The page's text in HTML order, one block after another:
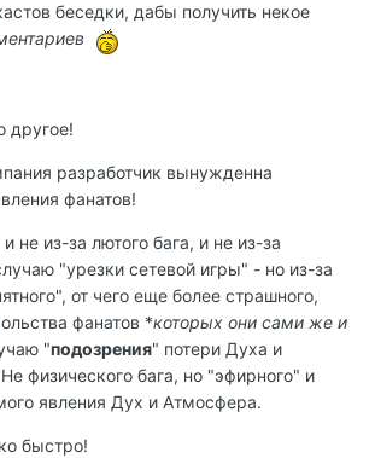
беседки, дабы получить некое
другое!
разработчик вынужденна
фанатов!
не из-за лютого бага, и не из-за
"урезки сетевой игры" - но из-за
от чего еще более страшного,
фанатов *которых они сами же и
"подозрения" потери Духа и
физического бага, но "эфирного" и
явления Дух и Атмосфера.
быстро!